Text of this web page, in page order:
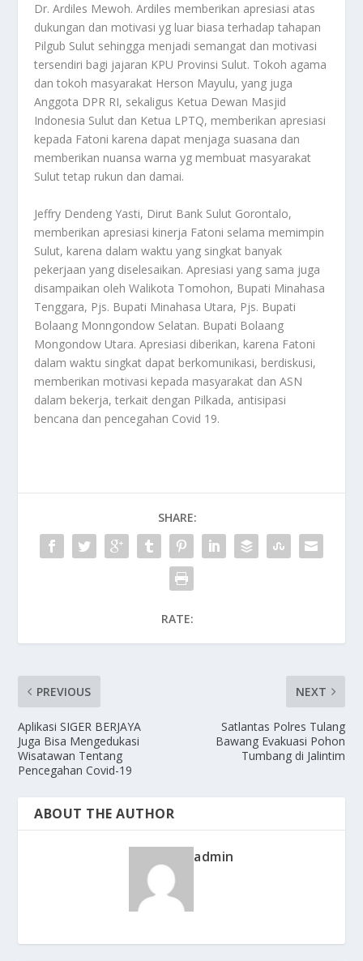
Dr. Ardiles Mewoh. Ardiles memberikan apresiasi atas
dukungan dan motivasi yg luar biasa terhadap tahapan
Pilgub Sulut sehingga menjadi semangat dan motivasi
tersendiri bagi jajaran KPU Provinsi Sulut. Tokoh agama
dan tokoh masyarakat Herson Mayulu, yang juga
Anggota DPR RI, sekaligus Ketua Dewan Masjid
Indonesia Sulut dan Ketua LPTQ, memberikan apresiasi
kepada Fatoni karena dapat menjaga suasana dan
memberikan nuansa warna yg membuat masyarakat
Sulut tetap rukun dan damai.
Jeffry Dendeng Yasti, Dirut Bank Sulut Gorontalo,
memberikan apresiasi kinerja Fatoni selama memimpin
Sulut, karena dalam waktu yang singkat banyak
pekerjaan yang diselesaikan. Apresiasi yang sama juga
disampaikan oleh Walikota Tomohon, Bupati Minahasa
Tenggara, Pjs. Bupati Minahasa Utara, Pjs. Bupati
Bolaang Monngondow Selatan. Bupati Bolaang
Mongondow Utara. Apresiasi diberikan, karena Fatoni
dalam waktu singkat dapat berkomunikasi, berdiskusi,
memberikan motivasi kepada masyarakat dan ASN
dalam bekerja, terkait dengan Pilkada, antisipasi
bencana dan pencegahan Covid 19.
SHARE:
RATE:
PREVIOUS
Aplikasi SIGER BERJAYA
Juga Bisa Mengedukasi
Wisatawan Tentang
Pencegahan Covid-19
NEXT
Satlantas Polres Tulang
Bawang Evakuasi Pohon
Tumbang di Jalintim
ABOUT THE AUTHOR
admin